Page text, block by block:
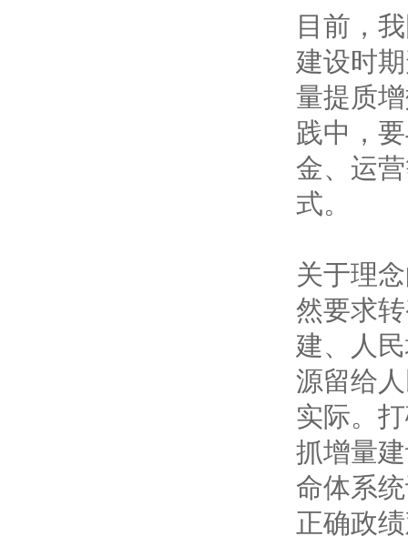
目前，
建设时
量提质
践中，
金、运
式。
关于理
然要求
建、人
源留给
实际。
抓增量
命体系
正确政